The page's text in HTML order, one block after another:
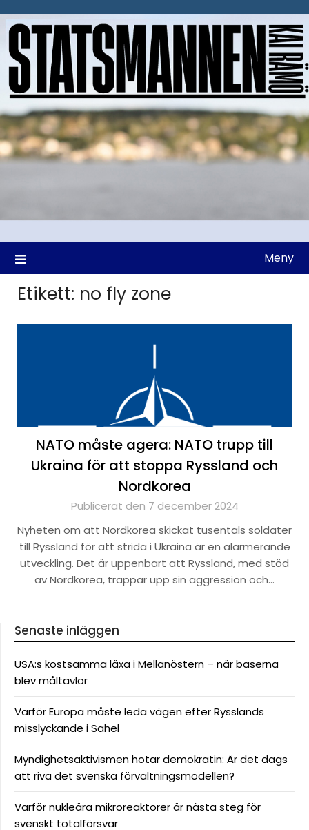
till
Meny
Etikett: no fly zone
NATO måste agera: NATO trupp till
Ukraina för att stoppa Ryssland och
Nordkorea
Publicerat den 7 december 2024
Nyheten om att Nordkorea skickat tusentals soldater
till Ryssland för att strida i Ukraina är en alarmerande
utveckling. Det är uppenbart att Ryssland, med stöd
av Nordkorea, trappar upp sin aggression och…
Senaste inläggen
USA:s kostsamma läxa i Mellanöstern – när baserna
blev måltavlor
Varför Europa måste leda vägen efter Rysslands
misslyckande i Sahel
Myndighetsaktivismen hotar demokratin: Är det dags
att riva det svenska förvaltningsmodellen?
Varför nukleära mikroreaktorer är nästa steg för
svenskt totalförsvar